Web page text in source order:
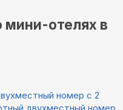
мини-отелях в
номер с 2